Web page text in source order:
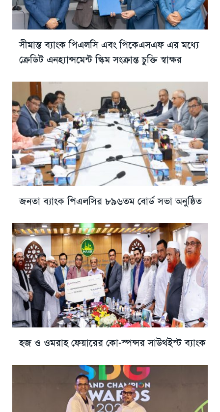
সীমান্ত ব্যাংক পিএলসি এবং পিকেএসএফ এর মধ্যে
ক্রেডিট এনহ্যান্সমেন্ট স্কিম সংক্রান্ত চুক্তি স্বাক্ষর
জনতা ব্যাংক পিএলসির ৮৯৬তম বোর্ড সভা অনুষ্ঠিত
হজ ও ওমরাহ ফেয়ারের কো-স্পন্সর সাউথইস্ট ব্যাংক